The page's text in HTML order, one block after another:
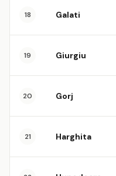
18 Galati
19 Giurgiu
20 Gorj
21 Harghita